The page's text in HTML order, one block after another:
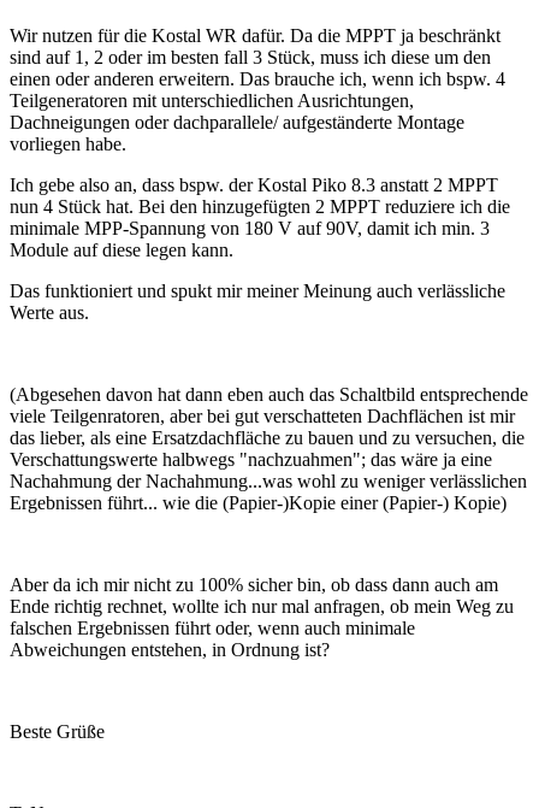
Wir nutzen für die Kostal WR dafür. Da die MPPT ja beschränkt
sind auf 1, 2 oder im besten fall 3 Stück, muss ich diese um den
einen oder anderen erweitern. Das brauche ich, wenn ich bspw. 4
Teilgeneratoren mit unterschiedlichen Ausrichtungen,
Dachneigungen oder dachparallele/ aufgeständerte Montage
vorliegen habe.
Ich gebe also an, dass bspw. der Kostal Piko 8.3 anstatt 2 MPPT
nun 4 Stück hat. Bei den hinzugefügten 2 MPPT reduziere ich die
minimale MPP-Spannung von 180 V auf 90V, damit ich min. 3
Module auf diese legen kann.
Das funktioniert und spukt mir meiner Meinung auch verlässliche
Werte aus.
(Abgesehen davon hat dann eben auch das Schaltbild entsprechende
viele Teilgenratoren, aber bei gut verschatteten Dachflächen ist mir
das lieber, als eine Ersatzdachfläche zu bauen und zu versuchen, die
Verschattungswerte halbwegs "nachzuahmen"; das wäre ja eine
Nachahmung der Nachahmung...was wohl zu weniger verlässlichen
Ergebnissen führt... wie die (Papier-)Kopie einer (Papier-) Kopie)
Aber da ich mir nicht zu 100% sicher bin, ob dass dann auch am
Ende richtig rechnet, wollte ich nur mal anfragen, ob mein Weg zu
falschen Ergebnissen führt oder, wenn auch minimale
Abweichungen entstehen, in Ordnung ist?
Beste Grüße